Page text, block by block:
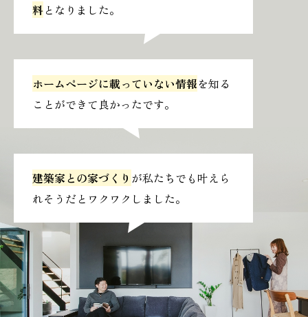
建築家との家づくり が私たちでも叶えら
れそうだとワクワクしました。
ホームページに載っていない情報を知る
ことができて良かったです。
料となりました。